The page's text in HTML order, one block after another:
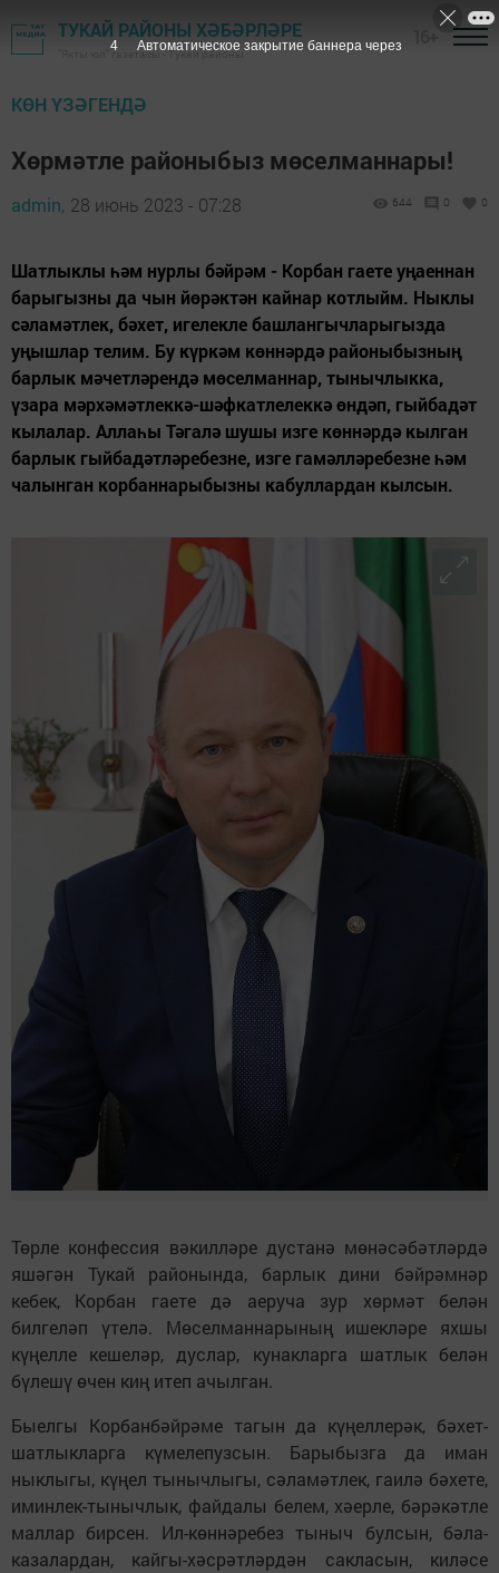
ТУКАЙ РАЙОНЫ ХӘБӘРЛӘРЕ
"Якты юл" газетасы - Тукай районы
КӨН ҮЗӘГЕНДӘ
Хөрмәтле районыбыз мөселманнары!
admin, 28 июнь 2023 - 07:28 644 0 0
Шатлыклы һәм нурлы бәйрәм - Корбан гаете уңаеннан
барыгызны да чын йөрәктән кайнар котлыйм. Ныклы
сәламәтлек, бәхет, игелекле башлангычларыгызда
уңышлар телим. Бу күркәм көннәрдә районыбызның
барлык мәчетләрендә мөселманнар, тынычлыкка,
үзара мәрхәмәтлеккә-шәфкатлелеккә өндәп, гыйбадәт
кылалар. Аллаһы Тәгалә шушы изге көннәрдә кылган
барлык гыйбадәтләребезне, изге гамәлләребезне һәм
чалынган корбаннарыбызны кабуллардан кылсын.
Төрле конфессия вәкилләре дустанә мөнәсәбәтләрдә
яшәгән Тукай районында, барлык дини бәйрәмнәр
кебек, Корбан гаете дә аеруча зур хөрмәт белән
билгеләп үтелә. Мөселманнарының ишекләре яхшы
күңелле кешеләр, дуслар, кунакларга шатлык белән
бүлешү өчен киң итеп ачылган.
Быелгы Корбанбәйрәме тагын да күңеллерәк, бәхет-
шатлыкларга күмелепузсын. Барыбызга да иман
ныклыгы, күңел тынычлыгы, сәламәтлек, гаилә бәхете,
иминлек-тынычлык, файдалы белем, хәерле, бәрәкәтле
маллар бирсен. Ил-көннәребез тыныч булсын, бәла-
казалардан, кайгы-хәсрәтләрдән сакласын, киләсе
3 Автоматическое закрытие баннера через